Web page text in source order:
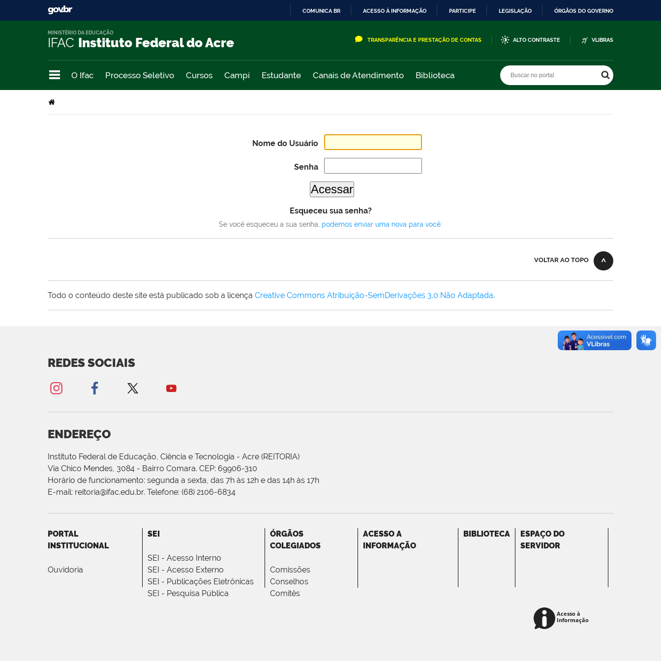
COMUNICA BR ACESSO À INFORMAÇÃO PARTICIPE LEGISLAÇÃO ÓRGÃOS DO GOVERNO
IFAC Instituto Federal do Acre
MINISTÉRIO DA EDUCAÇÃO
TRANSPARÊNCIA E PRESTAÇÃO DE CONTAS ALTO CONTRASTE VLIBRAS
O Ifac Processo Seletivo Cursos Campi Estudante Canais de Atendimento Biblioteca
Nome do Usuário
Senha
Esqueceu sua senha?
Se você esqueceu a sua senha, podemos enviar uma nova para você
VOLTAR AO TOPO
Todo o conteúdo deste site está publicado sob a licença Creative Commons Atribuição-SemDerivações 3.0 Não Adaptada.
REDES SOCIAIS
ENDEREÇO
Instituto Federal de Educação, Ciência e Tecnologia - Acre (REITORIA)
Via Chico Mendes, 3084 - Bairro Comara. CEP: 69906-310
Horário de funcionamento: segunda a sexta, das 7h às 12h e das 14h às 17h
E-mail: reitoria@ifac.edu.br. Telefone: (68) 2106-6834
PORTAL
INSTITUCIONAL
Ouvidoria
SEI
SEI - Acesso Interno
SEI - Acesso Externo
SEI - Publicações Eletrônicas
SEI - Pesquisa Pública
ÓRGÃOS
COLEGIADOS
Comissões
Conselhos
Comitês
ACESSO A
INFORMAÇÃO
BIBLIOTECA
ESPAÇO DO
SERVIDOR